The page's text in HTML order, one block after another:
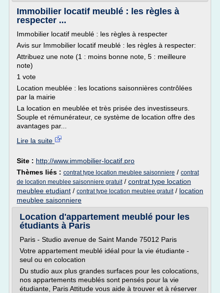
Immobilier locatif meublé : les règles à
respecter ...
Immobilier locatif meublé : les règles à respecter
Avis sur Immobilier locatif meublé : les règles à respecter:
Attribuez une note (1 : moins bonne note, 5 : meilleure
note)
1 vote
Location meublée : les locations saisonnières contrôlées
par la mairie
La location en meublée et très prisée des investisseurs.
Souple et rémunérateur, ce système de location offre des
avantages par...
Lire la suite
Site : http://www.immobilier-locatif.pro
Thèmes liés : contrat type location meublee saisonniere / contrat
de location meublee saisonniere gratuit/ contrat type location
meublee etudiant / contrat type location meublee gratuit/ location
meublee saisonniere
Location d'appartement meublé pour les
étudiants à Paris
Paris - Studio avenue de Saint Mande 75012 Paris
Votre appartement meublé idéal pour la vie étudiante -
seul ou en colocation
Du studio aux plus grandes surfaces pour les colocations,
nos appartements meublés sont pensés pour la vie
étudiante, Paris Attitude vous aide à trouver et à réserver